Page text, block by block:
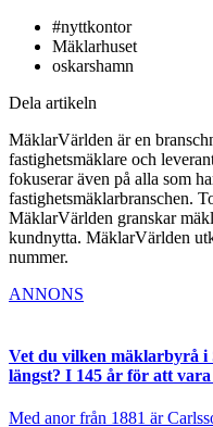
#nyttkontor
Mäklarhuset
oskarshamn
Dela artikeln
MäklarVärlden är en
fastighetsmäklare och
fokuserar även på alla som
fastighetsmäklarbranschen.
MäklarVärlden granskar
kundnytta. MäklarVärlden
nummer.
ANNONS
Vet du vilken mäklarbyrå i
längst? I 145 år för att
Med anor från 1881 är